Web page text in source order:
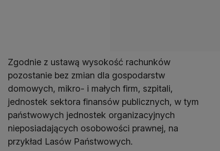
Zgodnie z ustawą wysokość rachunków
pozostanie bez zmian dla gospodarstw
domowych, mikro- i małych firm, szpitali,
jednostek sektora finansów publicznych, w tym
państwowych jednostek organizacyjnych
nieposiadających osobowości prawnej, na
przykład Lasów Państwowych.